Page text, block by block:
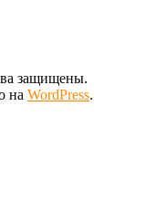
защищены.
на WordPress.